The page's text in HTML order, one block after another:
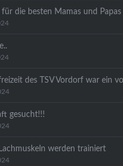
für die besten Mamas und Papas
des TSV Vordorf war ein
gesucht!!!
werden trainiert